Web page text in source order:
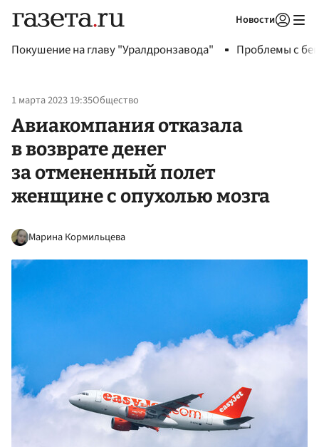
Новости
Покушение на главу "Уралдронзавода" Проблемы с
1 марта 2023 19:35Общество
Авиакомпания отказала
в возврате денег
за отмененный полет
женщине с опухолью мозга
Марина Кормильцева